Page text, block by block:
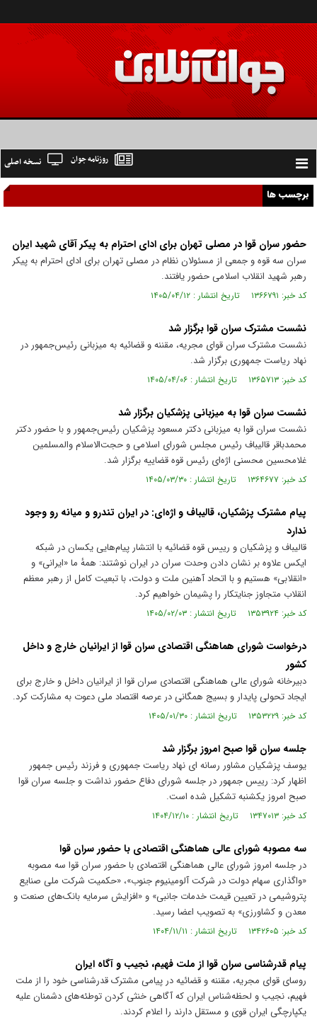
Toggle
navigation
نسخه اصلی روزنامه جوان
برچسب ها
حضور سران قوا در مصلی تهران برای ادای احترام به پیکر آقای شهید ایران
سران سه قوه و جمعی از مسئولان نظام در مصلی تهران برای ادای احترام به پیکر
رهبر شهید انقلاب اسلامی حضور یافتند.
کد خبر: ۱۳۶۶۷۹۱ تاریخ انتشار : ۱۴۰۵/۰۴/۱۲
نشست مشترک سران قوا برگزار شد
نشست مشترک سران قوای مجریه، مقننه و قضائیه به میزبانی رئیس‌جمهور در
نهاد ریاست جمهوری برگزار شد.
کد خبر: ۱۳۶۵۷۱۳ تاریخ انتشار : ۱۴۰۵/۰۴/۰۶
نشست سران قوا به میزبانی پزشکیان برگزار شد
نشست سران قوا به میزبانی دکتر مسعود پزشکیان رئیس‌جمهور و با حضور دکتر
محمدباقر قالیباف رئیس مجلس شورای اسلامی و حجت‌الاسلام والمسلمین
غلامحسین محسنی اژه‌ای رئیس قوه قضاییه برگزار شد.
کد خبر: ۱۳۶۴۶۷۷ تاریخ انتشار : ۱۴۰۵/۰۳/۳۰
پیام مشترک پزشکیان، قالیباف و اژه‌ای: در ایران تندرو و میانه رو وجود
ندارد
قالیباف و پزشکیان و رییس قوه قضائیه با انتشار پیام‌هایی یکسان در شبکه
ایکس علاوه بر نشان دادن وحدت سران در ایران نوشتند: همهٔ ما «ایرانی» و
«انقلابی» هستیم و با اتحاد آهنین ملت و دولت، با تبعیت کامل از رهبر معظم
انقلاب متجاوز جنایتکار را پشیمان خواهیم کرد.
کد خبر: ۱۳۵۳۹۲۴ تاریخ انتشار : ۱۴۰۵/۰۲/۰۳
درخواست شورای هماهنگی اقتصادی سران قوا از ایرانیان خارج و داخل
کشور
دبیرخانه شورای عالی هماهنگی اقتصادی سران قوا از ایرانیان داخل و خارج برای
ایجاد تحولی پایدار و بسیج همگانی در عرصه اقتصاد ملی دعوت به مشارکت کرد.
کد خبر: ۱۳۵۳۲۲۹ تاریخ انتشار : ۱۴۰۵/۰۱/۳۰
جلسه سران قوا صبح امروز برگزار شد
یوسف پزشکیان مشاور رسانه ای نهاد ریاست جمهوری و فرزند رئیس جمهور
اظهار کرد: رییس جمهور در جلسه شورای دفاع حضور نداشت و جلسه‌ سران قوا
صبح امروز یکشنبه تشکیل شده است.
کد خبر: ۱۳۴۷۰۱۳ تاریخ انتشار : ۱۴۰۴/۱۲/۱۰
سه مصوبه شورای عالی هماهنگی اقتصادی با حضور سران قوا
در جلسه امروز شورای عالی هماهنگی اقتصادی با حضور سران قوا سه مصوبه
«واگذاری سهام دولت در شرکت آلومینیوم جنوب»، «حکمیت شرکت ملی صنایع
پتروشیمی در تعیین قیمت خدمات جانبی» و «افزایش سرمایه بانک‌های صنعت و
معدن و کشاورزی» به تصویب اعضا رسید.
کد خبر: ۱۳۴۲۶۰۵ تاریخ انتشار : ۱۴۰۴/۱۱/۱۱
پیام قدرشناسی سران قوا از ملت فهیم، نجیب و آگاه ایران
روسای قوای مجریه، مقننه و قضائیه در پیامی مشترک قدرشناسی خود را از ملت
فهیم، نجیب و لحظه‌شناس ایران که آگاهی خنثی کردن توطئه‌های دشمنان علیه
یکپارچگی ایران قوی و مستقل دارند را اعلام کردند.